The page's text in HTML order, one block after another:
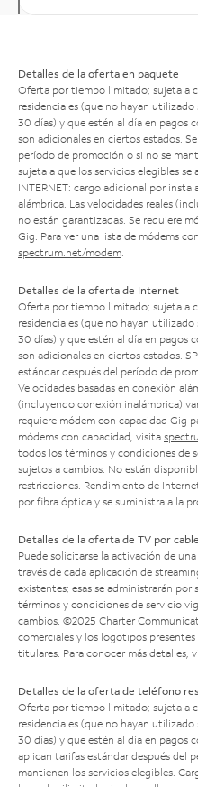
Detalles de la oferta en paquete
Oferta por tiempo limitado; sujeta a
residenciales (que no hayan
30 días) y que estén al día en pagos
son adicionales en ciertos estados.
período de promoción o si no se
sujeta a que los servicios elegibles
INTERNET: cargo adicional por
alámbrica. Las velocidades reales
no están garantizadas. Se requiere
Gig. Para ver una lista de módems
spectrum.net/modem
Detalles de la oferta de Internet
Oferta por tiempo limitado; sujeta a
residenciales (que no hayan
30 días) y que estén al día en pagos
son adicionales en ciertos estados.
estándar después del período de
Velocidades basadas en conexión
(incluyendo conexión inalámbrica)
requiere módem con capacidad Gig
módems con capacidad, visita
todos los términos y condiciones de
sujetos a cambios. No están
restricciones. Rendimiento de
por fibra óptica y se suministra a la
Detalles de la oferta de TV por cable
Puede solicitarse la activación de
través de cada aplicación de
existentes; esas se administrarán
términos y condiciones de servicio
cambios. ©2025 Charter
comerciales y los logotipos
titulares. Para conocer más detalles,
Detalles de la oferta de teléfono
Oferta por tiempo limitado; sujeta a
residenciales (que no hayan
30 días) y que estén al día en pagos
aplican tarifas estándar después del
mantienen los servicios elegibles.